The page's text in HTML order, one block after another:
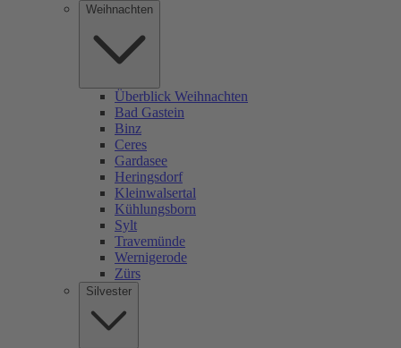
Weihnachten
Überblick Weihnachten
Bad Gastein
Binz
Ceres
Gardasee
Heringsdorf
Kleinwalsertal
Kühlungsborn
Sylt
Travemünde
Wernigerode
Zürs
Silvester